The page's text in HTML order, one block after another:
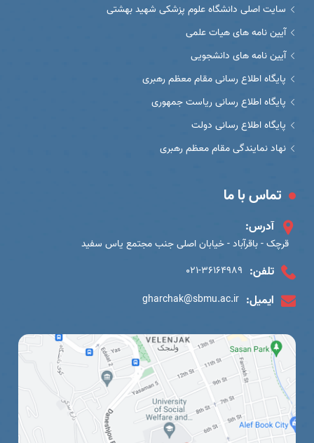
سایت اصلی دانشگاه علوم پزشکی شهید بهشتی
آیین نامه های هیات علمی
آیین نامه های دانشجویی
پایگاه اطلاع رسانی مقام معظم رهبری
پایگاه اطلاع رسانی ریاست جمهوری
پایگاه اطلاع رسانی دولت
نهاد نمایندگی مقام معظم رهبری
تماس با ما
آدرس:
قرچک - باقرآباد - خیابان اصلی جنب مجتمع یاس سفید
تلفن: 021-36164989
ایمیل: gharchak@sbmu.ac.ir